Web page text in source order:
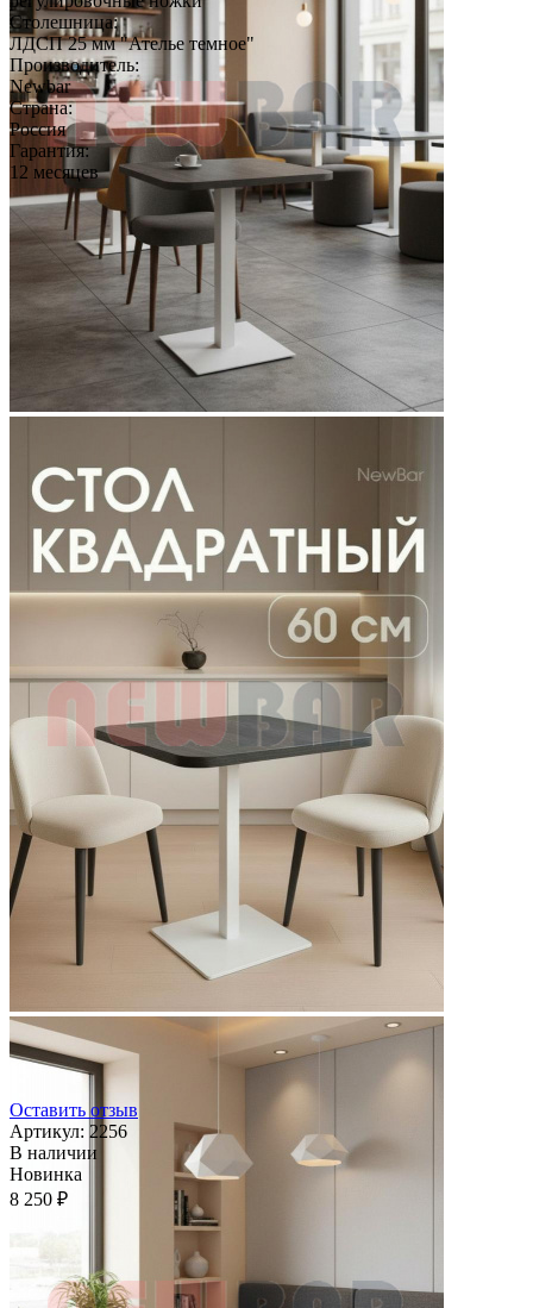
Столешница:
ЛДСП 25 мм "Ателье темное"
Производитель:
Newbar
Страна:
Россия
Гарантия:
12 месяцев
Оставить отзыв
Артикул: 2256
В наличии
Новинка
8 250 ₽